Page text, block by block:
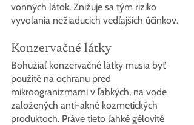
vonných látok. Znižuje sa tým riziko
vyvolania nežiaducich vedľajších účinkov.
Konzervačné látky
Bohužiaľ konzervačné látky musia byť
použité na ochranu pred
mikroogranizmami v ľahkých, na vode
založených anti-akné kozmetických
produktoch. Práve tieto ľahké gélovité